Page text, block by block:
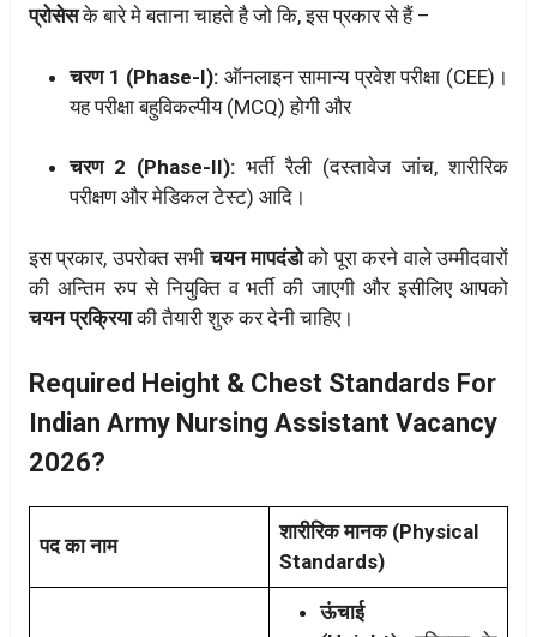
प्रोसेसके बारे मे बताना चाहते है जो कि, इस प्रकार से हैं –
चरण 1 (Phase-I): ऑनलाइन सामान्य प्रवेश परीक्षा (CEE)।
यह परीक्षा बहुविकल्पीय (MCQ) होगी और
चरण 2 (Phase-II): भर्ती रैली (दस्तावेज जांच, शारीरिक
परीक्षण और मेडिकल टेस्ट) आदि।
इस प्रकार, उपरोक्त सभी चयन मापदंडोको पूरा करने वाले उम्मीदवारों
की अन्तिम रुप से नियुक्ति व भर्ती की जाएगी और इसीलिए आपको
चयन प्रक्रियाकी तैयारी शुरु कर देनी चाहिए।
Required Height & Chest Standards For
Indian Army Nursing Assistant Vacancy
2026?
पद का नाम
शारीरिक मानक (Physical
Standards)
ऊंचाई